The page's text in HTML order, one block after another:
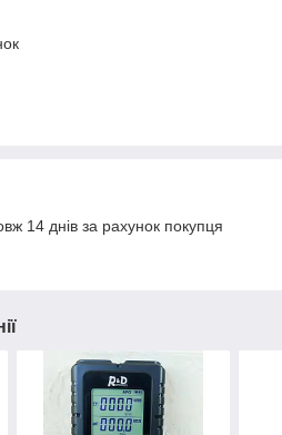
14 днів за рахунок покупця